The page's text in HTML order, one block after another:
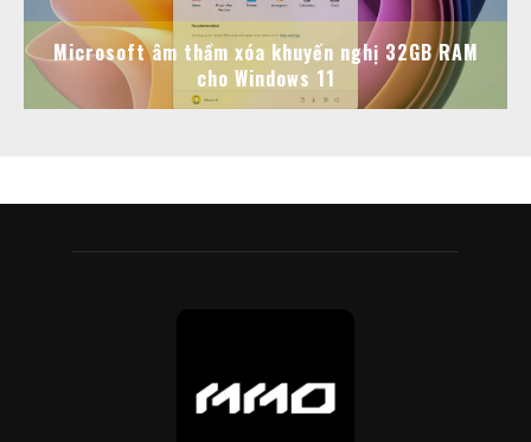
Microsoft âm thầm xóa khuyến nghị 32GB RAM
cho Windows 11